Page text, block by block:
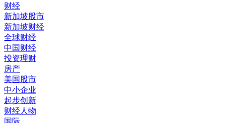
财经
新加坡股市
新加坡财经
全球财经
中国财经
投资理财
房产
美国股市
中小企业
起步创新
财经人物
国际